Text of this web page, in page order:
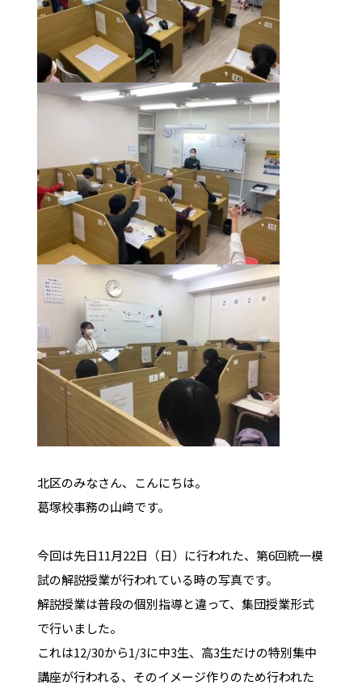
北区のみなさん、こんにちは。
葛塚校事務の山﨑です。
今回は先日11月22日（日）に行われた、第6回統一模
試の解説授業が行われている時の写真です。
解説授業は普段の個別指導と違って、集団授業形式
で行いました。
これは12/30から1/3に中3生、高3生だけの特別集中
講座が行われる、そのイメージ作りのため行われた